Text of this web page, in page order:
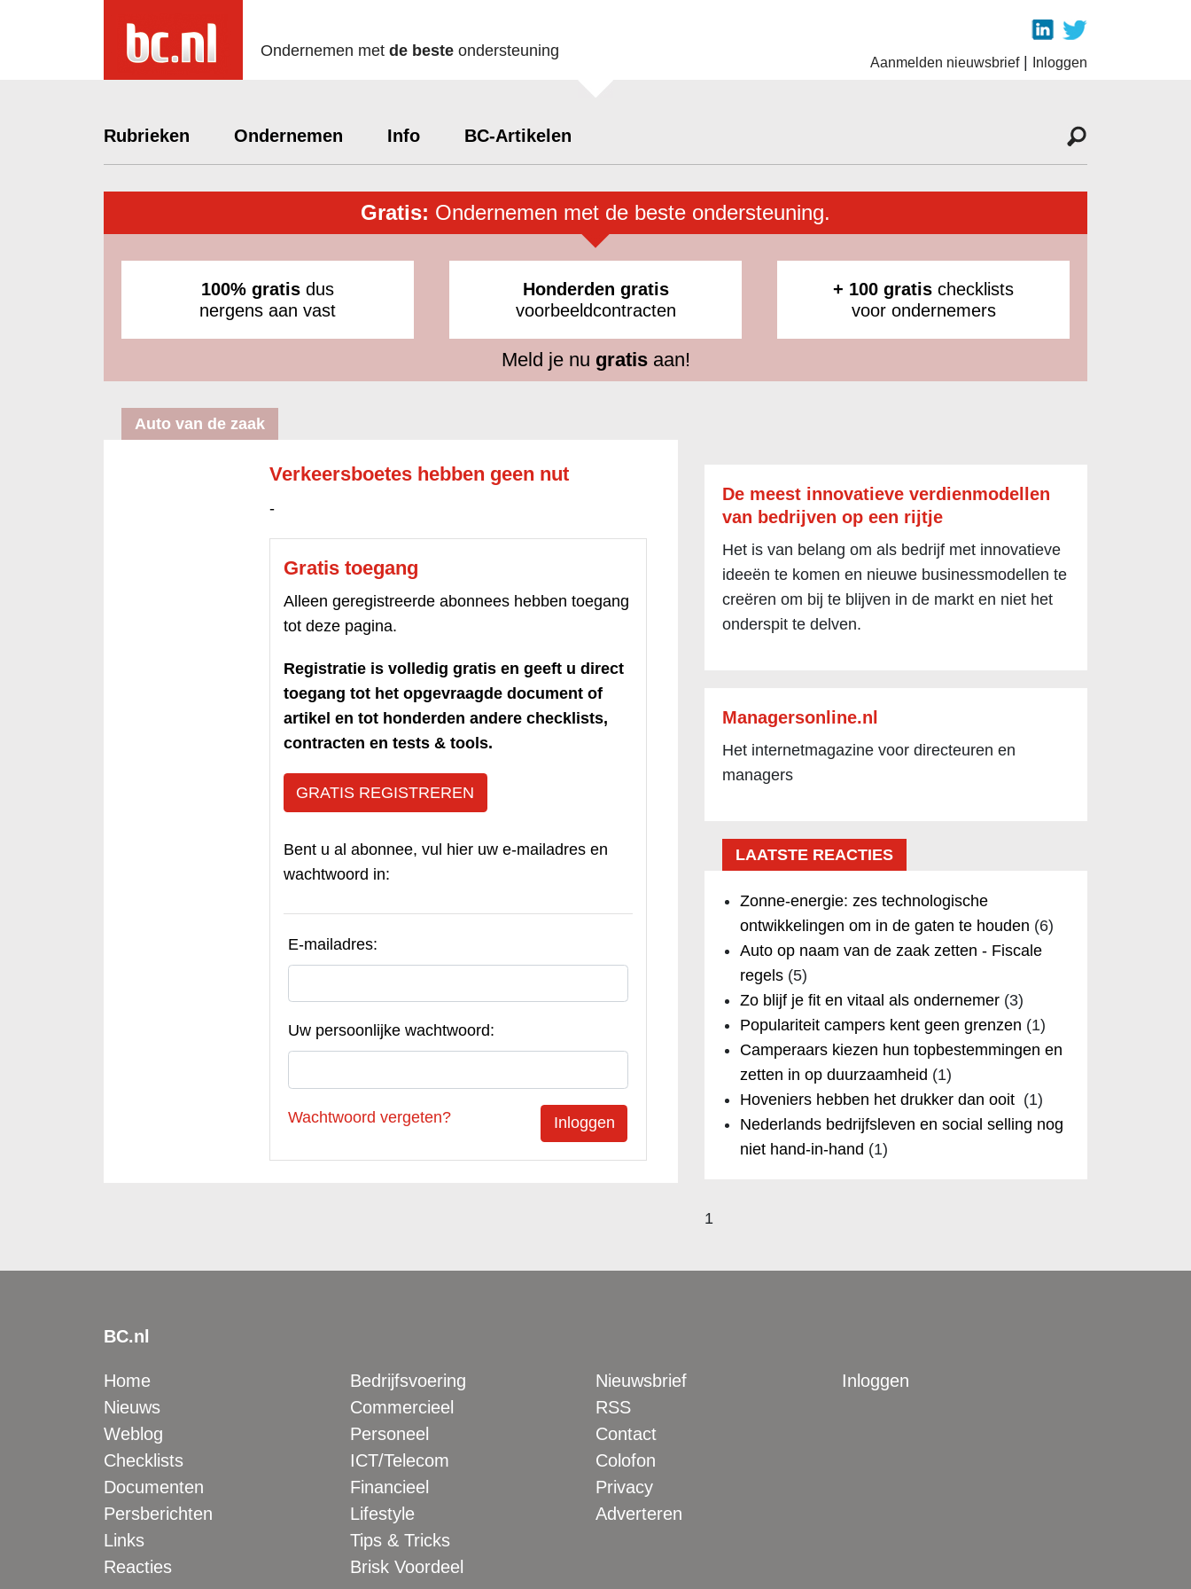
Ondernemen met de beste ondersteuning
Aanmelden nieuwsbrief| Inloggen
Rubrieken Ondernemen Info BC-Artikelen
Gratis: Ondernemen met de beste ondersteuning.
100% gratis dus
nergens aan vast
Honderden gratis
voorbeeldcontracten
+ 100 gratis checklists
voor ondernemers
Meld je nu gratisaan!
Auto van de zaak
Verkeersboetes hebben geen nut
-
Gratis toegang
Alleen geregistreerde abonnees hebben toegang
tot deze pagina.
Registratie is volledig gratis en geeft u direct
toegang tot het opgevraagde document of
artikel en tot honderden andere checklists,
contracten en tests & tools.
GRATIS REGISTREREN
Bent u al abonnee, vul hier uw e-mailadres en
wachtwoord in:
E-mailadres:
Uw persoonlijke wachtwoord:
Wachtwoord vergeten?
De meest innovatieve verdienmodellen
van bedrijven op een rijtje
Het is van belang om als bedrijf met innovatieve
ideeën te komen en nieuwe businessmodellen te
creëren om bij te blijven in de markt en niet het
onderspit te delven.
Managersonline.nl
Het internetmagazine voor directeuren en
managers
LAATSTE REACTIES
Zonne-energie: zes technologische
ontwikkelingen om in de gaten te houden (6)
Auto op naam van de zaak zetten - Fiscale
regels(5)
Zo blijf je fit en vitaal als ondernemer(3)
Populariteit campers kent geen grenzen (1)
Camperaars kiezen hun topbestemmingen en
zetten in op duurzaamheid (1)
Hoveniers hebben het drukker dan ooit (1)
Nederlands bedrijfsleven en social selling nog
niet hand-in-hand (1)
1
BC.nl
Home
Nieuws
Weblog
Checklists
Documenten
Persberichten
Links
Reacties
Bedrijfsvoering
Commercieel
Personeel
ICT/Telecom
Financieel
Lifestyle
Tips & Tricks
Brisk Voordeel
Nieuwsbrief
RSS
Contact
Colofon
Privacy
Adverteren
Inloggen